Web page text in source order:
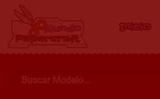
Inicio